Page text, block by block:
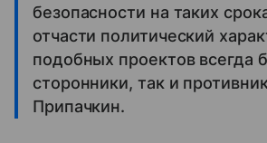
безопасности на таких
отчасти политический
подобных проектов всегда
сторонники, так и
Припачкин.